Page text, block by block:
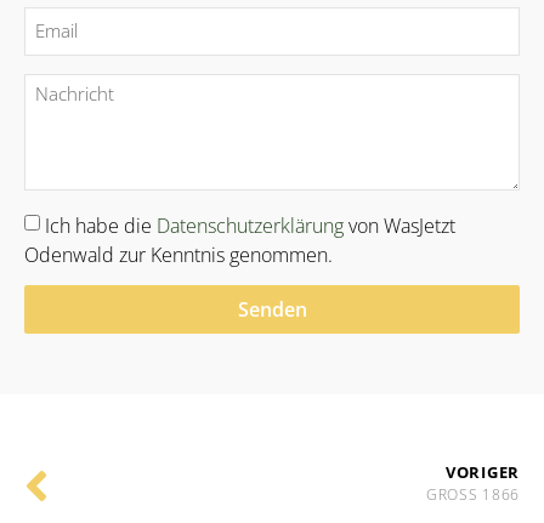
Ich habe die Datenschutzerklärungvon WasJetzt
Odenwald zur Kenntnis genommen.
Senden
VORIGER
GROSS 1866